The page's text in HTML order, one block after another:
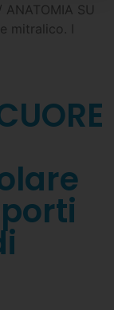
ANATOMIA SU
mitralico. I